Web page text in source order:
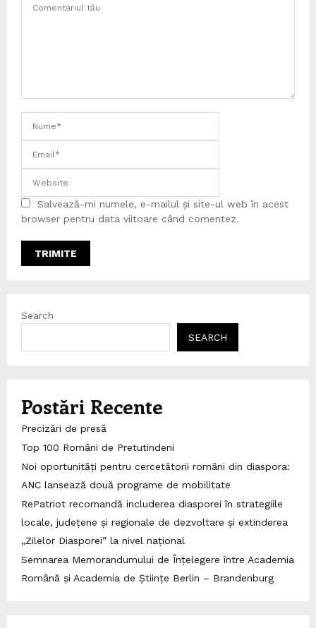
Salvează-mi numele, e-mailul și site-ul web în acest
browser pentru data viitoare când comentez.
Search
SEARCH
Postări Recente
Precizări de presă
Top 100 Români de Pretutindeni
Noi oportunități pentru cercetătorii români din diaspora:
ANC lansează două programe de mobilitate
RePatriot recomandă includerea diasporei în strategiile
locale, județene și regionale de dezvoltare și extinderea
„Zilelor Diasporei” la nivel național
Semnarea Memorandumului de Înțelegere între Academia
Română și Academia de Științe Berlin – Brandenburg